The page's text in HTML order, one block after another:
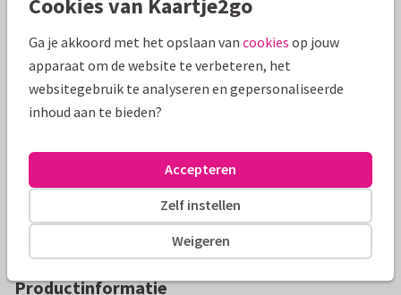
Mooie extra's bij je kaart
Productinformatie
Ga je akkoord met het opslaan van cookies op jouw
apparaat om de website te verbeteren, het
websitegebruik te analyseren en gepersonaliseerde
inhoud aan te bieden?
Weigeren
Zelf instellen
Accepteren